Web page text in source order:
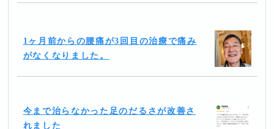
1ヶ月前からの腰痛が3回目の治療で痛み
がなくなりました。
今まで治らなかった足のだるさが改善さ
れました